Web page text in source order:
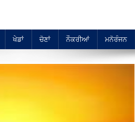
ਖੇਡਾਂ ਚੋਣਾਂ ਨੌਕਰੀਆਂ ਮਨੋਰੰਜਨ